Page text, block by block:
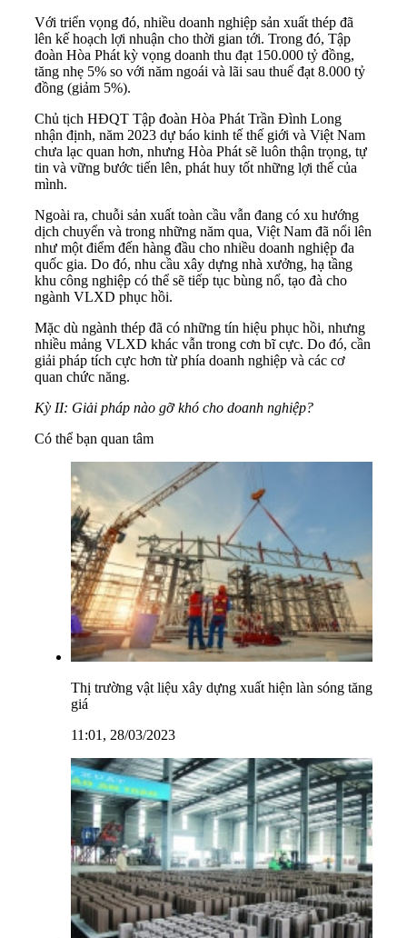
Với triển vọng đó, nhiều doanh nghiệp sản xuất thép đã
lên kế hoạch lợi nhuận cho thời gian tới. Trong đó, Tập
đoàn Hòa Phát kỳ vọng doanh thu đạt 150.000 tỷ đồng,
tăng nhẹ 5% so với năm ngoái và lãi sau thuế đạt 8.000 tỷ
đồng (giảm 5%).
Chủ tịch HĐQT Tập đoàn Hòa Phát Trần Đình Long
nhận định, năm 2023 dự báo kinh tế thế giới và Việt Nam
chưa lạc quan hơn, nhưng Hòa Phát sẽ luôn thận trọng, tự
tin và vững bước tiến lên, phát huy tốt những lợi thế của
mình.
Ngoài ra, chuỗi sản xuất toàn cầu vẫn đang có xu hướng
dịch chuyển và trong những năm qua, Việt Nam đã nổi lên
như một điểm đến hàng đầu cho nhiều doanh nghiệp đa
quốc gia. Do đó, nhu cầu xây dựng nhà xưởng, hạ tầng
khu công nghiệp có thể sẽ tiếp tục bùng nổ, tạo đà cho
ngành VLXD phục hồi.
Mặc dù ngành thép đã có những tín hiệu phục hồi, nhưng
nhiều mảng VLXD khác vẫn trong cơn bĩ cực. Do đó, cần
giải pháp tích cực hơn từ phía doanh nghiệp và các cơ
quan chức năng.
Kỳ II: Giải pháp nào gỡ khó cho doanh nghiệp?
Có thể bạn quan tâm
Thị trường vật liệu xây dựng xuất hiện làn sóng tăng
giá
11:01, 28/03/2023